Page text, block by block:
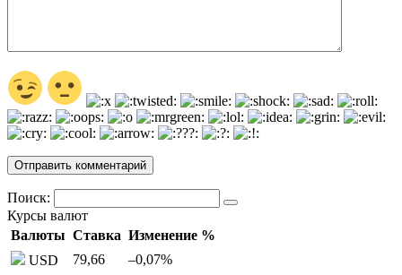
Поиск:
Курсы валют
Валюты Ставка Изменение %
USD
79,66 –0,07%